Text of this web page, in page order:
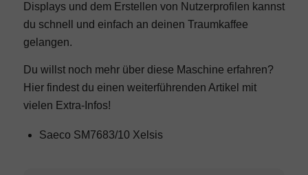
Displays und dem Erstellen von Nutzerprofilen kannst
du schnell und einfach an deinen Traumkaffee
gelangen.
Du willst noch mehr über diese Maschine erfahren?
Hier findest du einen weiterführenden Artikel mit
vielen Extra-Infos!
Saeco SM7683/10 Xelsis